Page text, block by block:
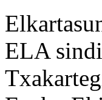
ELA